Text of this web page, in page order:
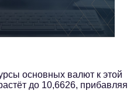
основных валют к этой
до 10,6626, прибавляя